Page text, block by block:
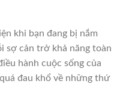
khi bạn đang bị nắm
sợ cản trở khả năng toàn
hành cuộc sống của
đau khổ về những thứ